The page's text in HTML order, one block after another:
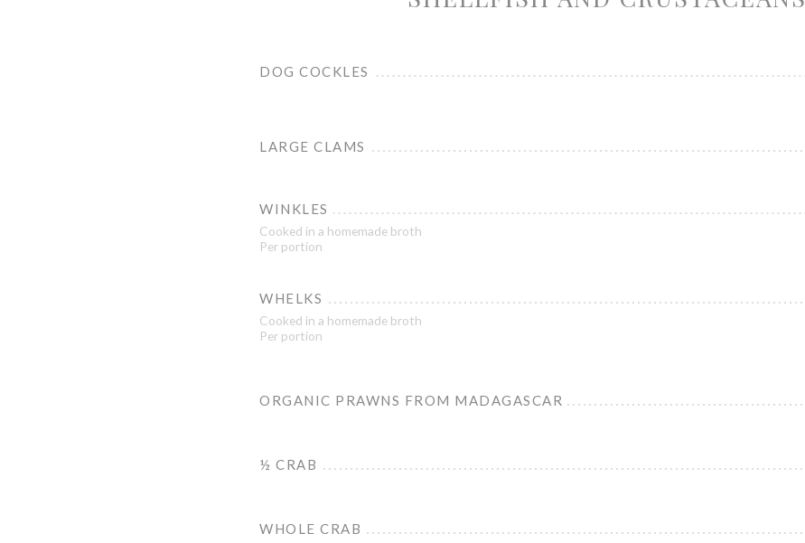
DOG COCKLES
LARGE CLAMS
WINKLES
Cooked in a homemade broth
Per portion
WHELKS
Cooked in a homemade broth
Per portion
ORGANIC PRAWNS FROM MADAGASCAR
½ CRAB
WHOLE CRAB